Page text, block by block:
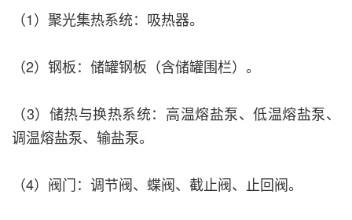
（1）聚光集热系统：吸热器。
（2）钢板：储罐钢板（含储罐围栏）。
（3）储热与换热系统：高温熔盐泵、低温熔盐泵、
调温熔盐泵、输盐泵。
（4）阀门：调节阀、蝶阀、截止阀、止回阀。